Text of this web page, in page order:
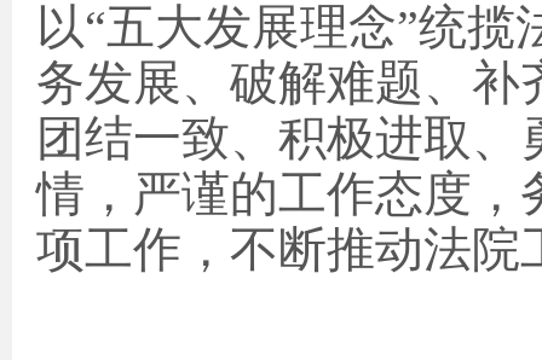
以“五大发展理念”统
务发展、破解难题、
团结一致、积极进取
情，严谨的工作态度，
项工作，不断推动法院